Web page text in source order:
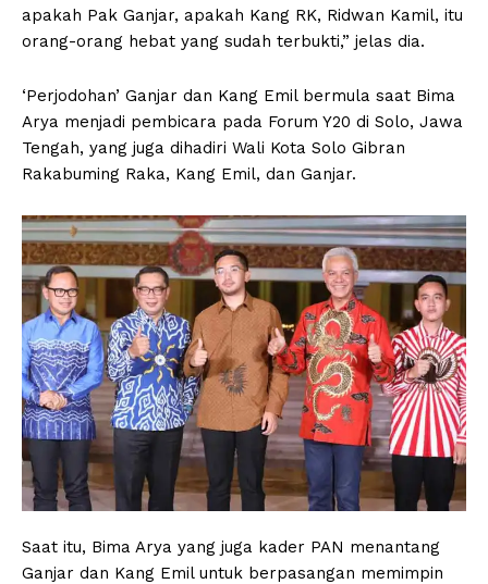
apakah Pak Ganjar, apakah Kang RK, Ridwan Kamil, itu
orang-orang hebat yang sudah terbukti,” jelas dia.
‘Perjodohan’ Ganjar dan Kang Emil bermula saat Bima
Arya menjadi pembicara pada Forum Y20 di Solo, Jawa
Tengah, yang juga dihadiri Wali Kota Solo Gibran
Rakabuming Raka, Kang Emil, dan Ganjar.
Saat itu, Bima Arya yang juga kader PAN menantang
Ganjar dan Kang Emil untuk berpasangan memimpin